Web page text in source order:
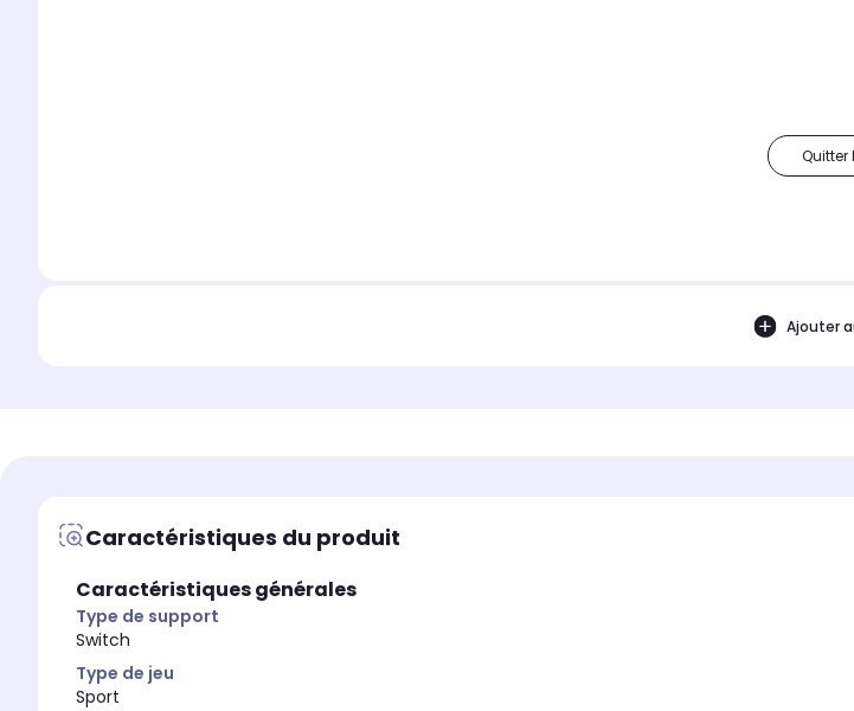
Quitter
Ajouter
Caractéristiques du produit
Caractéristiques générales
Type de support
Switch
Type de jeu
Sport